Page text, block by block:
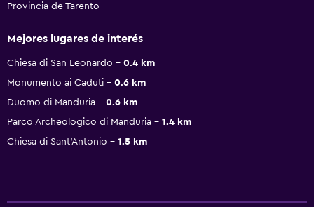
Provincia de Tarento
Mejores lugares de interés
Chiesa di San Leonardo
0.4 km
Monumento ai Caduti
0.6 km
Duomo di Manduria
0.6 km
Parco Archeologico di Manduria
1.4 km
Chiesa di Sant'Antonio
1.5 km